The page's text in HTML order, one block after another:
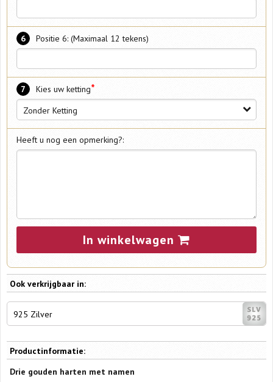
6 Positie 6: (Maximaal 12 tekens)
7 Kies uw ketting*
Zonder Ketting
Heeft u nog een opmerking?:
In winkelwagen
Ook verkrijgbaar in:
925 Zilver
Productinformatie:
Drie gouden harten met namen